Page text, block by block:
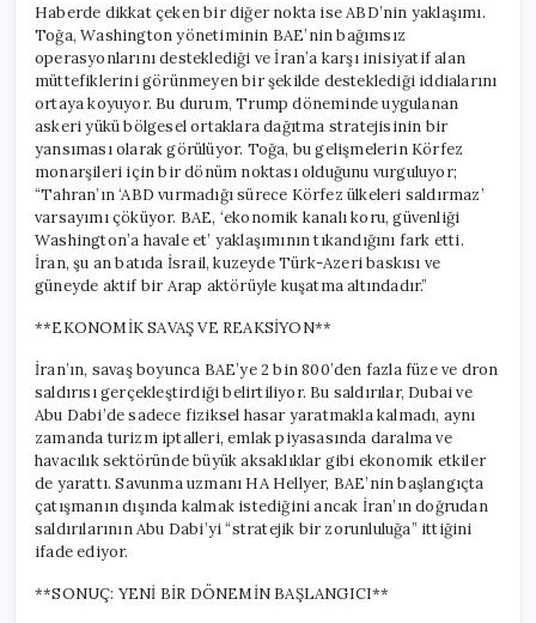
Haberde dikkat çeken bir diğer nokta ise ABD’nin yaklaşımı.
Toğa, Washington yönetiminin BAE’nin bağımsız
operasyonlarını desteklediği ve İran’a karşı inisiyatif alan
müttefiklerini görünmeyen bir şekilde desteklediği iddialarını
ortaya koyuyor. Bu durum, Trump döneminde uygulanan
askeri yükü bölgesel ortaklara dağıtma stratejisinin bir
yansıması olarak görülüyor. Toğa, bu gelişmelerin Körfez
monarşileri için bir dönüm noktası olduğunu vurguluyor;
“Tahran’ın ‘ABD vurmadığı sürece Körfez ülkeleri saldırmaz’
varsayımı çöküyor. BAE, ‘ekonomik kanalı koru, güvenliği
Washington’a havale et’ yaklaşımının tıkandığını fark etti.
İran, şu an batıda İsrail, kuzeyde Türk-Azeri baskısı ve
güneyde aktif bir Arap aktörüyle kuşatma altındadır.”
**EKONOMİK SAVAŞ VE REAKSİYON**
İran’ın, savaş boyunca BAE’ye 2 bin 800’den fazla füze ve dron
saldırısı gerçekleştirdiği belirtiliyor. Bu saldırılar, Dubai ve
Abu Dabi’de sadece fiziksel hasar yaratmakla kalmadı, aynı
zamanda turizm iptalleri, emlak piyasasında daralma ve
havacılık sektöründe büyük aksaklıklar gibi ekonomik etkiler
de yarattı. Savunma uzmanı HA Hellyer, BAE’nin başlangıçta
çatışmanın dışında kalmak istediğini ancak İran’ın doğrudan
saldırılarının Abu Dabi’yi “stratejik bir zorunluluğa” ittiğini
ifade ediyor.
**SONUÇ: YENİ BİR DÖNEMİN BAŞLANGICI**